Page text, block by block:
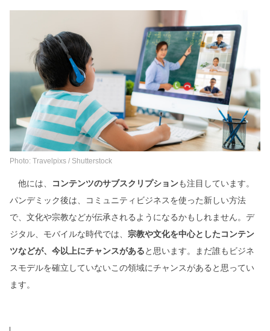
Photo: Travelpixs / Shutterstock
他には、 コンテンツのサブスクリプションも注目しています。
パンデミック後は、コミュニティビジネスを使った新しい方法
で、文化や宗教などが伝承されるようになるかもしれません。デ
ジタル、モバイルな時代では、 宗教や文化を中心としたコンテン
ツなどが、今以上にチャンスがあると思います。まだ誰もビジネ
スモデルを確立していないこの領域にチャンスがあると思ってい
ます。